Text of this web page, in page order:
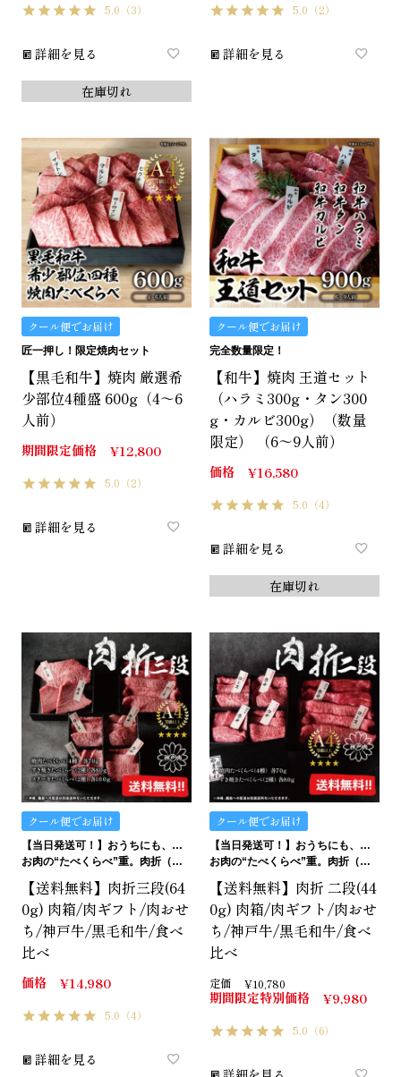
5.0 （3）
詳細を見る
在庫切れ
5.0 （2）
詳細を見る
クール便でお届け
匠一押し！限定焼肉セット
【黒毛和牛】焼肉 厳選希
少部位4種盛 600g（4～6
人前）
期間限定価格 ¥12,800
5.0 （2）
詳細を見る
クール便でお届け
完全数量限定！
【和牛】焼肉 王道セット
（ハラミ300g・タン300
g・カルビ300g）（数量
限定） （6～9人前）
価格 ¥16,580
5.0 （4）
詳細を見る
在庫切れ
クール便でお届け
【当日発送可！】おうちにも、ギフトにも。ご褒美にも…イケます！
お肉の“たべくらべ”重。肉折（にくおり）
【送料無料】肉折三段(64
0g) 肉箱/肉ギフト/肉おせ
ち/神戸牛/黒毛和牛/食べ
比べ
価格 ¥14,980
5.0 （4）
詳細を見る
クール便でお届け
【当日発送可！】おうちにも、ギフトにも。ご褒美にも…イケます！
お肉の“たべくらべ”重。肉折（にくおり）
【送料無料】肉折 二段(44
0g) 肉箱/肉ギフト/肉おせ
ち/神戸牛/黒毛和牛/食べ
比べ
定価 ¥10,780
期間限定特別価格 ¥9,980
5.0 （6）